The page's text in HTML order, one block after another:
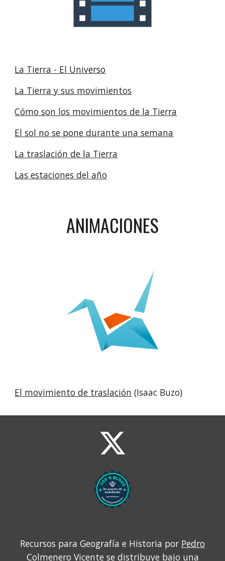
La Tierra - El Universo
La Tierra y sus movimientos
Cómo son los movimientos de la Tierra
El sol no se pone durante una semana
La traslación de la Tierra
Las estaciones del año
ANIMACIONES
El movimiento de traslación (Isaac Buzo)
Recursos para Geografía e Historia por Pedro
Colmenero Vicente se distribuye bajo una